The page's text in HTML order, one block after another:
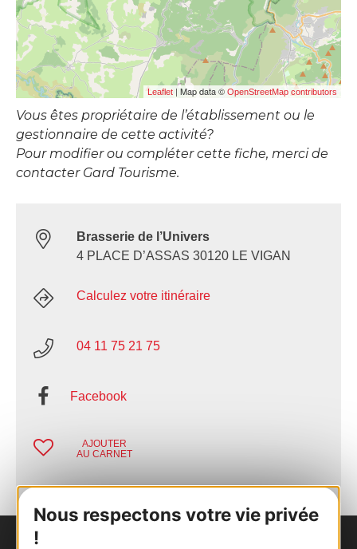
Nous respectons votre vie privée
!
Leaflet | Map data © OpenStreetMap contributors
Vous êtes propriétaire de l’établissement ou le
gestionnaire de cette activité?
Pour modifier ou compléter cette fiche, merci de
contacter Gard Tourisme.
Brasserie de l’Univers
4 PLACE D’ASSAS 30120 LE VIGAN
Calculez votre itinéraire
04 11 75 21 75
Facebook
AJOUTER
AU CARNET